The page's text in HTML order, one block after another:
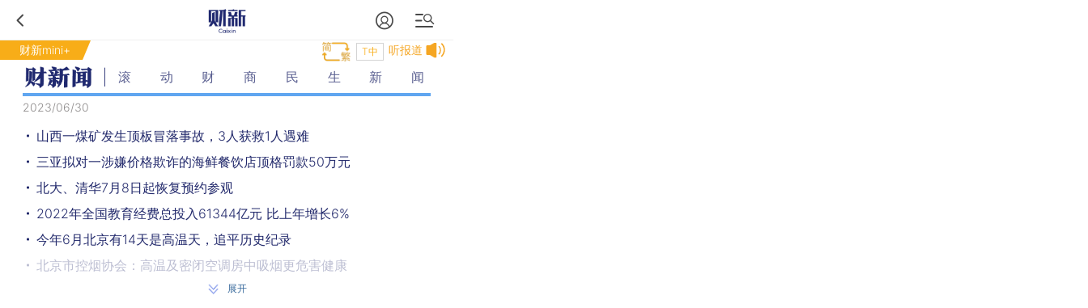
财新mini+ 听报道
T中
滚动财商民生新闻
2023/06/30
山西一煤矿发生顶板冒落事故，3人获救1人遇难
三亚拟对一涉嫌价格欺诈的海鲜餐饮店顶格罚款50万元
北大、清华7月8日起恢复预约参观
2022年全国教育经费总投入61344亿元 比上年增长6%
今年6月北京有14天是高温天，追平历史纪录
北京市控烟协会：高温及密闭空调房中吸烟更危害健康
央行调查：二季度居民购房意愿下降
展开